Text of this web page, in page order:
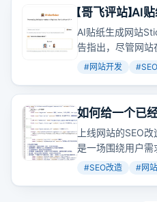
些识别、处理和避
网站品质、流量和
【哥飞评站】AI
StickerBaker
议（4000字）
AI贴纸生成网站
告指出，尽管网站
置上表现不错，
引擎排名和吸引流
#网站开发 #SEO
如何给一个已
建议
上线网站的SEO
是一场围绕用户需
的网站就像一个
#SEO改造 #网